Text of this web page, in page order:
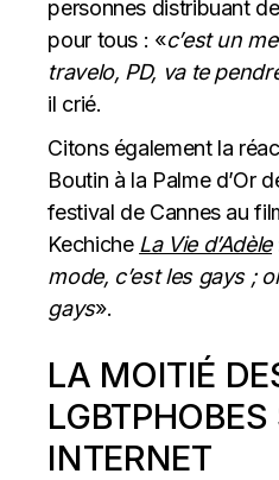
personnes distribuant
pour tous : «c’est un
travelo, PD, va te
il crié.
Citons également la
Boutin à la Palme d’Or
festival de Cannes au
Kechiche La Vie d’Adèle
mode, c’est les gays ;
gays».
LA MOITIÉ
LGBTPHOBES
INTERNET